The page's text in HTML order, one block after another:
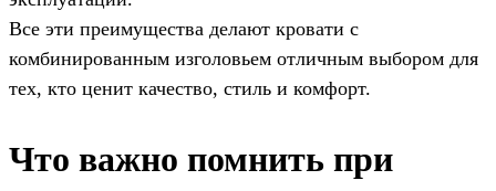
Все эти преимущества делают кровати с
комбинированным изголовьем отличным выбором для
тех, кто ценит качество, стиль и комфорт.
Что важно помнить при